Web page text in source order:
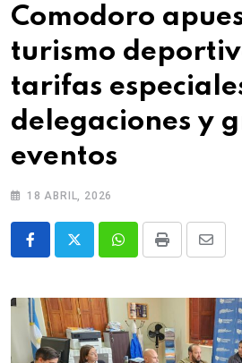
Comodoro
turismo
tarifas
delegaciones y
eventos
18 ABRIL, 2026
WhatsappPrint
Share
Email